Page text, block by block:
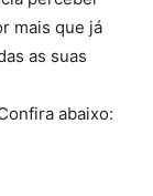
mais que já
as suas
abaixo: